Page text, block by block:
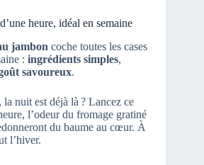
heure, idéal en semaine
jambon coche toutes les cases
: ingrédients simples,
savoureux.
nuit est déjà là ? Lancez ce
l’odeur du fromage gratiné
du baume au cœur. À
l’hiver.